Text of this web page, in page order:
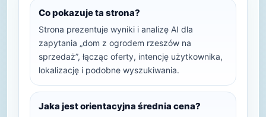
Co pokazuje ta strona?
Strona prezentuje wyniki i analizę AI dla
zapytania „dom z ogrodem rzeszów na
sprzedaż”, łącząc oferty, intencję użytkownika,
lokalizację i podobne wyszukiwania.
Jaka jest orientacyjna średnia cena?